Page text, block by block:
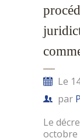
Le
par
Le
octobre